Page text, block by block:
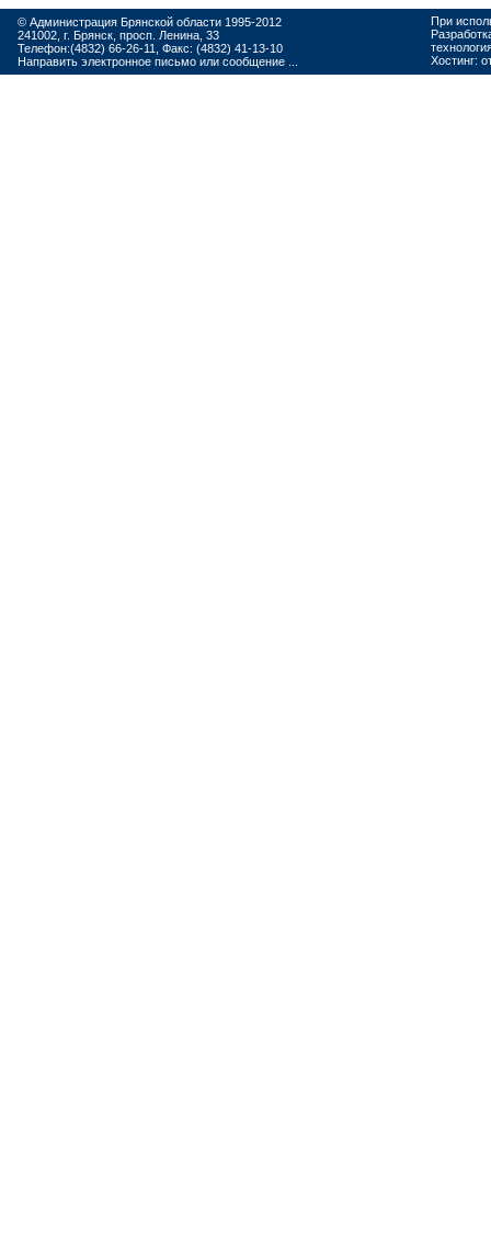
© Администрация Брянской области 1995-2012
241002, г. Брянск, просп. Ленина, 33
Телефон:(4832) 66-26-11, Факс: (4832) 41-13-10
Направить электронное письмо или сообщение ...
При
Хостинг: